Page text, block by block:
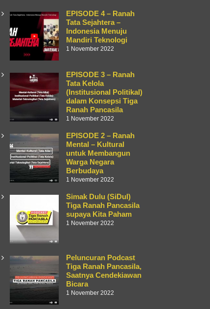
EPISODE 4 – Ranah
Tata Sejahtera –
Indonesia Menuju
Mandiri Teknologi
1 November 2022
EPISODE 3 – Ranah
Tata Kelola
(Institusional Politikal)
dalam Konsepsi Tiga
Ranah Pancasila
1 November 2022
EPISODE 2 – Ranah
Mental – Kultural
untuk Membangun
Warga Negara
Berbudaya
1 November 2022
Simak Dulu (SiDul)
Tiga Ranah Pancasila
supaya Kita Paham
1 November 2022
Peluncuran Podcast
Tiga Ranah Pancasila,
Saatnya Cendekiawan
Bicara
1 November 2022